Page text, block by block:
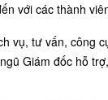
với các thành
vụ, tư vấn, công
Giám đốc hỗ